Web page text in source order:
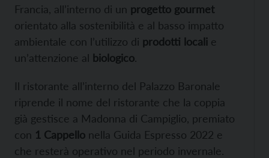
Francia, all’interno di un progetto gourmet
orientato alla sostenibilità e al basso impatto
ambientale con l’utilizzo di prodotti locali e
un’attenzione al biologico.
Il ristorante all’interno del Palazzo Baronale
riprende il nome del ristorante che la coppia
già gestisce a Madonna di Campiglio, premiato
con 1 Cappello nella Guida Espresso 2022 e
che resterà operativo nel periodo invernale.